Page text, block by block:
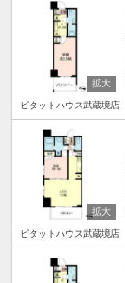
ピタットハウス武蔵境店
ピタットハウス武蔵境店